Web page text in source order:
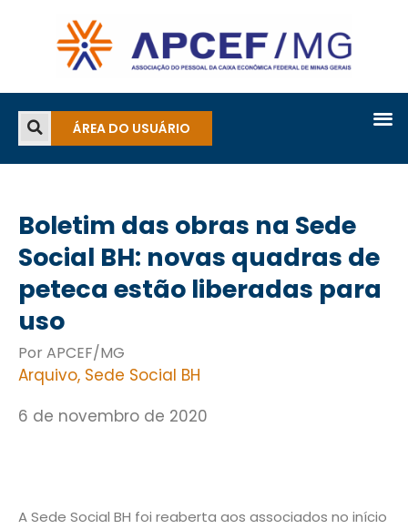
ÁREA DO USUÁRIO
Boletim das obras na Sede
Social BH: novas quadras de
peteca estão liberadas para
uso
Por APCEF/MG
Arquivo, Sede Social BH
6 de novembro de 2020
A Sede Social BH foi reaberta aos associados no início